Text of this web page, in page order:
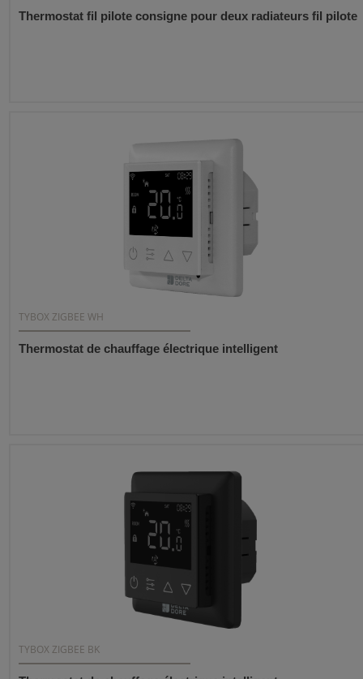
Thermostat fil pilote consigne pour deux radiateurs fil pilote
TYBOX ZIGBEE WH
Thermostat de chauffage électrique intelligent
TYBOX ZIGBEE BK